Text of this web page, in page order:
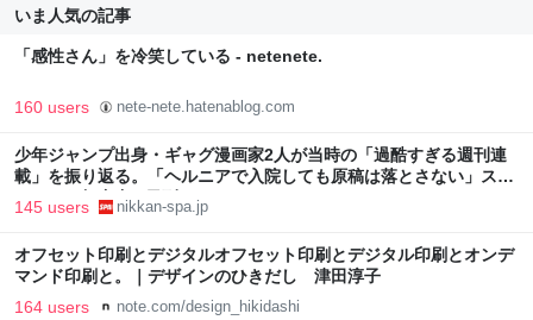
いま人気の記事
「感性さん」を冷笑している - netenete.
160 users nete-nete.hatenablog.com
少年ジャンプ出身・ギャグ漫画家2人が当時の「過酷すぎる週刊連
載」を振り返る。「ヘルニアで入院しても原稿は落とさない」スト
イックな舞台裏 | 日刊SPA!
145 users nikkan-spa.jp
オフセット印刷とデジタルオフセット印刷とデジタル印刷とオンデ
マンド印刷と。｜デザインのひきだし 津田淳子
164 users note.com/design_hikidashi